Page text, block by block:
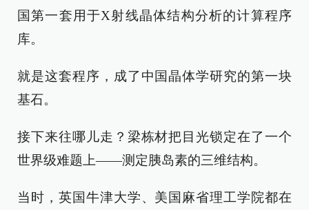
国第一套用于X射线晶体结构分析的计算程序
库。
就是这套程序，成了中国晶体学研究的第一块
基石。
接下来往哪儿走？梁栋材把目光锁定在了一个
世界级难题上——测定胰岛素的三维结构。
当时，英国牛津大学、美国麻省理工学院都在